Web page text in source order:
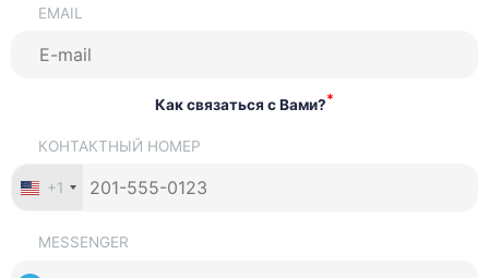
EMAIL
Как связаться с Вами?*
КОНТАКТНЫЙ НОМЕР
+1
MESSENGER